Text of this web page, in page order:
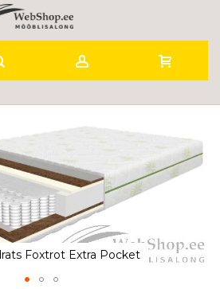
Foxtrot Extra Pocket